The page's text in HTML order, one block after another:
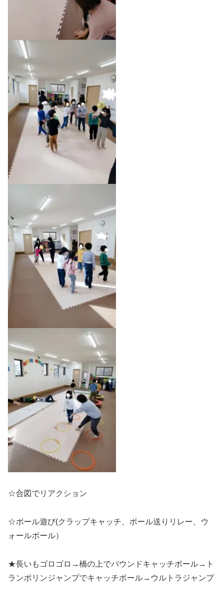
☆合図でリアクション
☆ボール遊び(クラップキャッチ、ボール送りリレー、ウ
ォールボール）
★長いもゴロゴロ→橋の上でバウンドキャッチボール→ト
ランポリンジャンプでキャッチボール→ウルトラジャンプ